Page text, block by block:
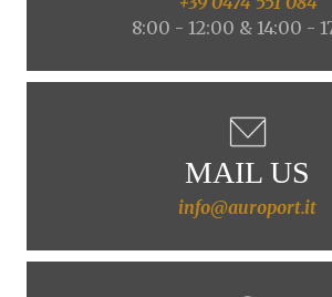
8:00 - 12:00 & 14:00 -
MAIL US
info@auroport.it